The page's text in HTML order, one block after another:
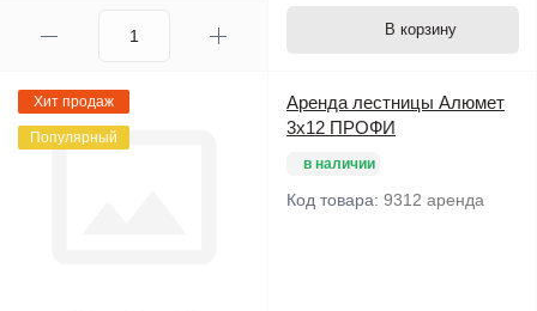
В корзину
Хит продаж
Популярный
Аренда лестницы Алюмет
3х12 ПРОФИ
в наличии
Код товара: 9312 аренда